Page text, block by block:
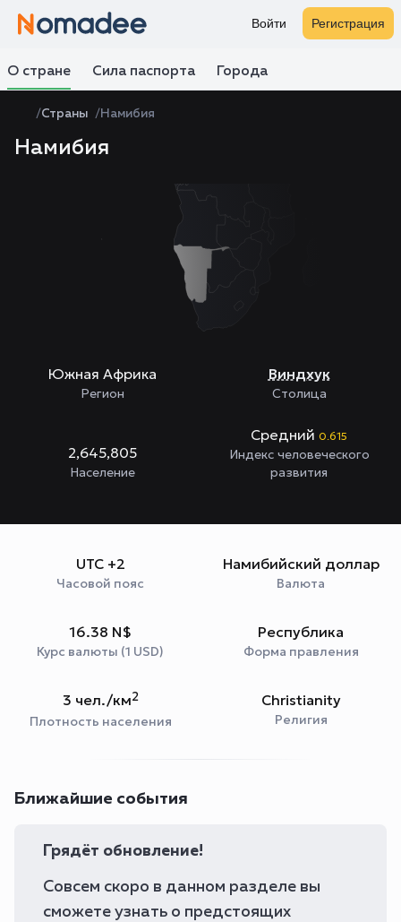
Войти Регистрация
О стране Сила паспорта Города
Страны Намибия
Намибия
Южная Африка
Регион
Виндхук
Столица
2,645,805
Население
Средний 0.615
Индекс человеческого
развития
UTC +2
Часовой пояс
Намибийский доллар
Валюта
16.38 N$
Курс валюты (1 USD)
Республика
Форма правления
3 чел./км2
Плотность населения
Christianity
Религия
Ближайшие события
Грядёт обновление!
Совсем скоро в данном разделе вы
сможете узнать о предстоящих